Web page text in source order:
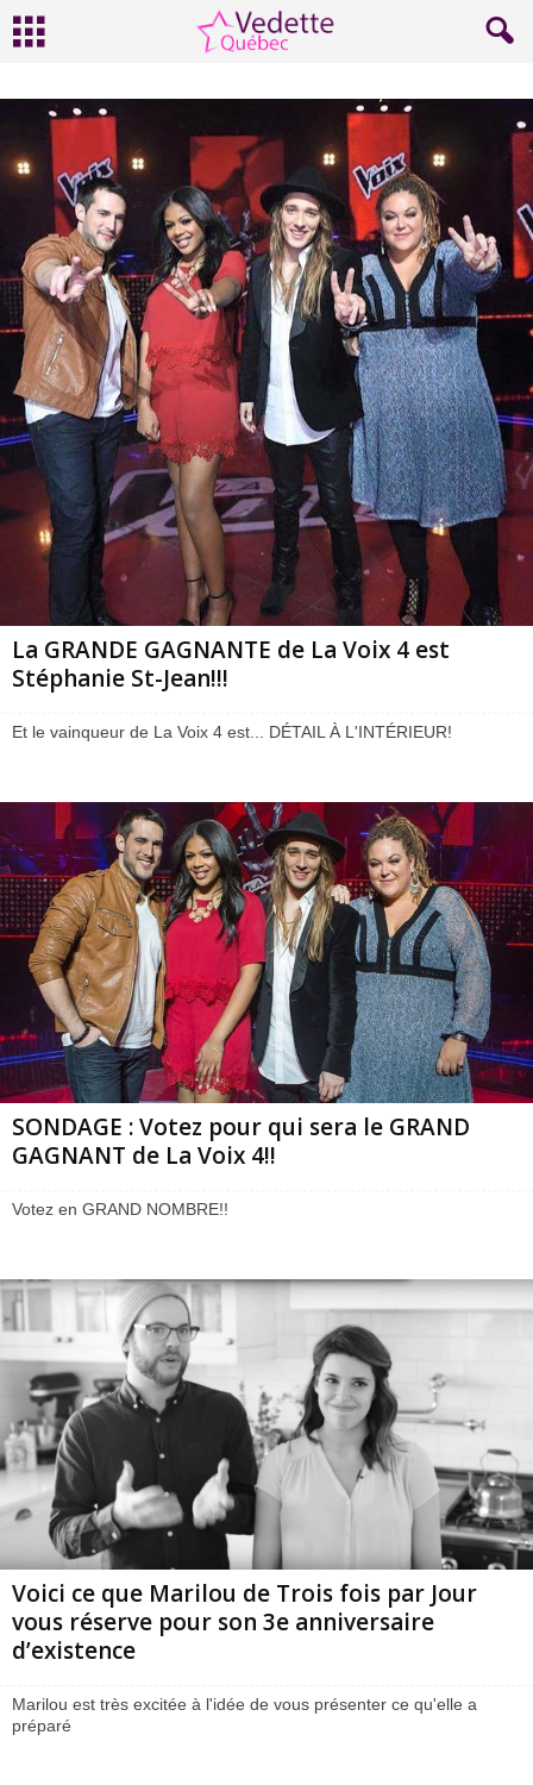
La GRANDE GAGNANTE de La Voix 4 est
Stéphanie St-Jean!!!
Et le vainqueur de La Voix 4 est... DÉTAIL À L'INTÉRIEUR!
SONDAGE : Votez pour qui sera le GRAND
GAGNANT de La Voix 4!!
Votez en GRAND NOMBRE!!
Voici ce que Marilou de Trois fois par Jour
vous réserve pour son 3e anniversaire
d’existence
Marilou est très excitée à l'idée de vous présenter ce qu'elle a
préparé